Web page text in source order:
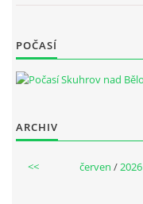
POČASÍ
ARCHIV
<< červen /2026